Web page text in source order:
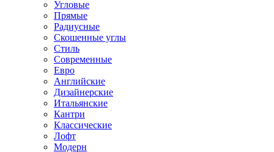
Угловые
Прямые
Радиусные
Скошенные углы
Стиль
Современные
Евро
Английские
Дизайнерские
Итальянские
Кантри
Классические
Лофт
Модерн